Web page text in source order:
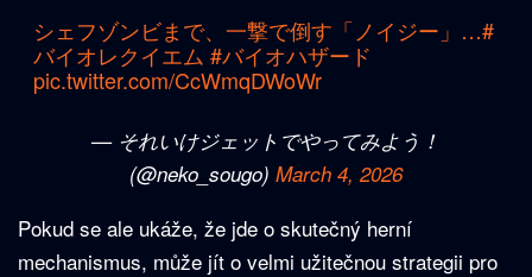
シェフゾンビまで、一撃で倒す「ノイジー」…#
バイオレクイエム #バイオハザード
pic.twitter.com/CcWmqDWoWr
— それいけジェットでやってみよう！
(@neko_sougo) March 4, 2026
Pokud se ale ukáže, že jde o skutečný herní
mechanismus, může jít o velmi užitečnou strategii pro